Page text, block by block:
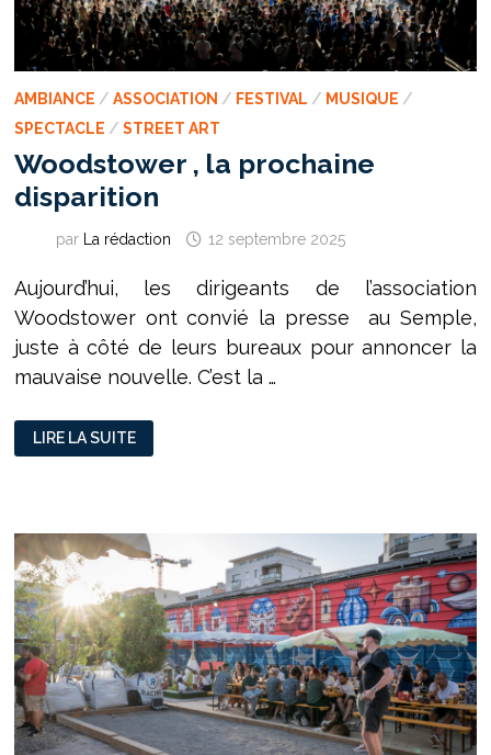
AMBIANCE / ASSOCIATION / FESTIVAL / MUSIQUE /
SPECTACLE / STREET ART
Woodstower , la prochaine
disparition
par La rédaction 12 septembre 2025
Aujourd’hui, les dirigeants de l’association
Woodstower ont convié la presse au Semple,
juste à côté de leurs bureaux pour annoncer la
mauvaise nouvelle. C’est la …
WOODSTOWER
,
LA
LIRE LA SUITE